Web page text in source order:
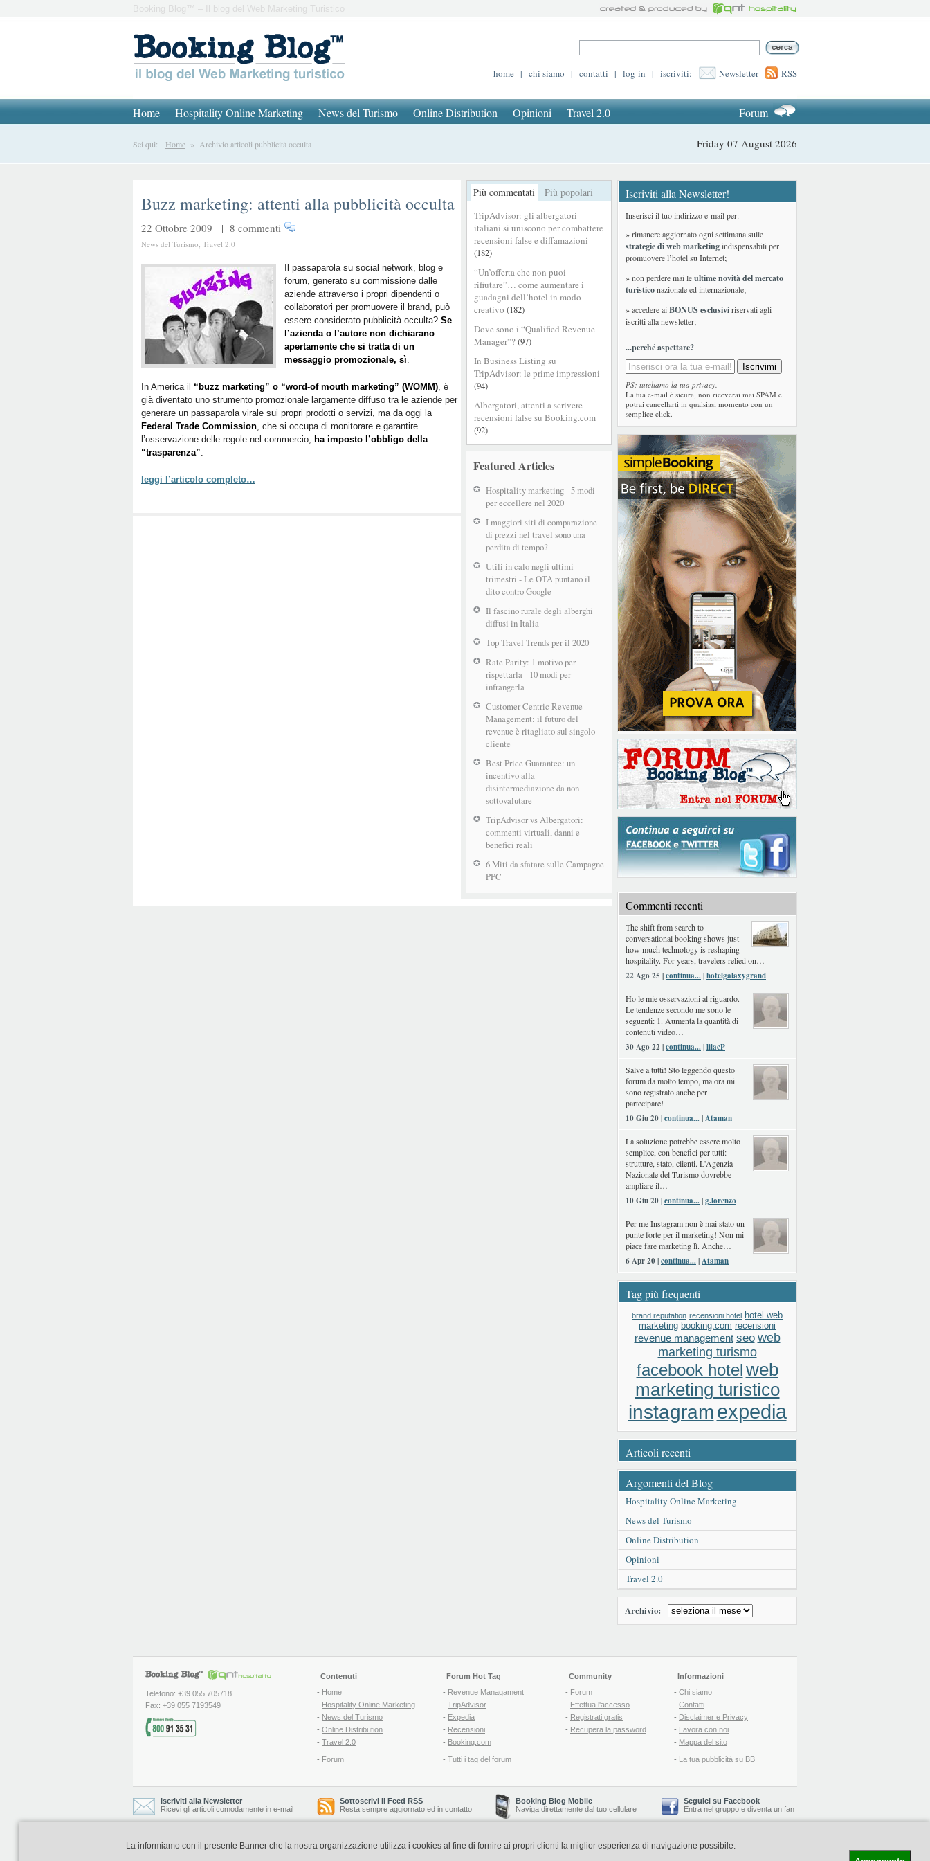
Booking Blog™ – Il blog del Web Marketing Turistico
home | chi siamo | contatti | log-in | iscriviti: Newsletter RSS
Home Hospitality Online Marketing News del Turismo Online Distribution Opinioni Travel 2.0 Forum
Sei qui: Home » Archivio articoli pubblicità occulta Friday 07 August 2026
Più commentati Più popolari
TripAdvisor: gli albergatori
italiani si uniscono per combattere
recensioni false e diffamazioni
(182)
“Un’offerta che non puoi
rifiutare”… come aumentare i
guadagni dell’hotel in modo
creativo (182)
Dove sono i “Qualified Revenue
Manager”?(97)
In Business Listing su
TripAdvisor: le prime impressioni
(94)
Albergatori, attenti a scrivere
recensioni false su Booking.com
(92)
Featured Articles
Hospitality marketing - 5 modi
per eccellere nel 2020
I maggiori siti di comparazione
di prezzi nel travel sono una
perdita di tempo?
Utili in calo negli ultimi
trimestri - Le OTA puntano il
dito contro Google
Il fascino rurale degli alberghi
diffusi in Italia
Top Travel Trends per il 2020
Rate Parity: 1 motivo per
rispettarla - 10 modi per
infrangerla
Customer Centric Revenue
Management: il futuro del
revenue è ritagliato sul singolo
cliente
Best Price Guarantee: un
incentivo alla
disintermediazione da non
sottovalutare
TripAdvisor vs Albergatori:
commenti virtuali, danni e
benefici reali
6 Miti da sfatare sulle Campagne
PPC
Buzz marketing: attenti alla pubblicità occulta
22 Ottobre 2009 | 8 commenti
News del Turismo, Travel 2.0
Il passaparola su social network, blog e
forum, generato su commissione dalle
aziende attraverso i propri dipendenti o
collaboratori per promuovere il brand, può
essere considerato pubblicità occulta? Se
l’azienda o l’autore non dichiarano
apertamente che si tratta di un
messaggio promozionale, sì.
In America il “buzz marketing” o “word-of mouth marketing” (WOMM), è
già diventato uno strumento promozionale largamente diffuso tra le aziende per
generare un passaparola virale sui propri prodotti o servizi, ma da oggi la
Federal Trade Commission, che si occupa di monitorare e garantire
l’osservazione delle regole nel commercio, ha imposto l’obbligo della
“trasparenza”.
leggi l’articolo completo…
Iscriviti alla Newsletter!
Inserisci il tuo indirizzo e-mail per:
» rimanere aggiornato ogni settimana sulle
strategie di web marketingindispensabili per
promuovere l’hotel su Internet;
» non perdere mai leultime novità del mercato
turisticonazionale ed internazionale;
» accedere aiBONUS esclusiviriservati agli
iscritti alla newsletter;
...perché aspettare?
PS: tuteliamo la tua privacy.
La tua e-mail è sicura, non riceverai mai SPAM e
potrai cancellarti in qualsiasi momento con un
semplice click.
Commenti recenti
The shift from search to
conversational booking shows just
how much technology is reshaping
hospitality. For years, travelers relied on…
22 Ago 25 |continua...|hotelgalaxygrand
Ho le mie osservazioni al riguardo.
Le tendenze secondo me sono le
seguenti: 1. Aumenta la quantità di
contenuti video…
30 Ago 22 |continua...|lilacP
Salve a tutti! Sto leggendo questo
forum da molto tempo, ma ora mi
sono registrato anche per
partecipare!
10 Giu 20 |continua...|Ataman
La soluzione potrebbe essere molto
semplice, con benefici per tutti:
strutture, stato, clienti. L'Agenzia
Nazionale del Turismo dovrebbe
ampliare il…
10 Giu 20 |continua...|g.lorenzo
Per me Instagram non è mai stato un
punte forte per il marketing! Non mi
piace fare marketing lì. Anche…
6 Apr 20 |continua...|Ataman
Tag più frequenti
brand reputation recensioni hotel hotel web
marketing booking.com recensioni
revenue management seo web
marketing turismo
facebook hotelweb
marketing turistico
instagramexpedia
Articoli recenti
Argomenti del Blog
Hospitality Online Marketing
News del Turismo
Online Distribution
Opinioni
Travel 2.0
Archivio:
Telefono: +39 055 705718
Fax: +39 055 7193549
Contenuti
- Home
- Hospitality Online Marketing
- News del Turismo
- Online Distribution
- Travel 2.0
- Forum
Forum Hot Tag
- Revenue Managament
- TripAdvisor
- Expedia
- Recensioni
- Booking.com
- Tutti i tag del forum
Community
- Forum
- Effettua l'accesso
- Registrati gratis
- Recupera la password
Informazioni
- Chi siamo
- Contatti
- Disclaimer e Privacy
- Lavora con noi
- Mappa del sito
- La tua pubblicità su BB
Iscriviti alla Newsletter
Ricevi gli articoli comodamente in e-mail
Sottoscrivi il Feed RSS
Resta sempre aggiornato ed in contatto
Booking Blog Mobile
Naviga direttamente dal tuo cellulare
Seguici su Facebook
Entra nel gruppo e diventa un fan
Booking Blog è realizzato e curato da Copyright © 2006-2026 QNT S.r.l. Socio Unico -www.qnt.it-Booking Blog™ -Il blog del Web Marketing Turistico
La informiamo con il presente Banner che la nostra organizzazione utilizza i cookies al fine di fornire ai propri clienti la miglior esperienza di navigazione possibile.